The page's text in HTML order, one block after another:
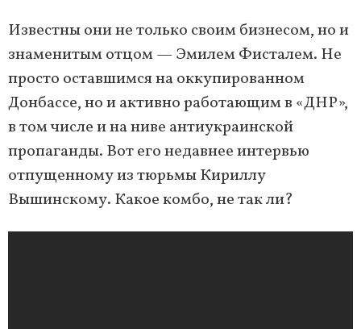
Известны они не только своим бизнесом, но и
знаменитым отцом — Эмилем Фисталем. Не
просто оставшимся на оккупированном
Донбассе, но и активно работающим в «ДНР»,
в том числе и на ниве антиукраинской
пропаганды. Вот его недавнее интервью
отпущенному из тюрьмы Кириллу
Вышинскому. Какое комбо, не так ли?